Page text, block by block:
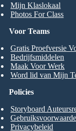
Mijn Klaslokaal
Photos For Class
Voor Teams
Gratis Proefversie
Bedrijfsmiddelen
Maak Voor Werk
Word lid van Mijn
Policies
Storyboard
Privacybeleid